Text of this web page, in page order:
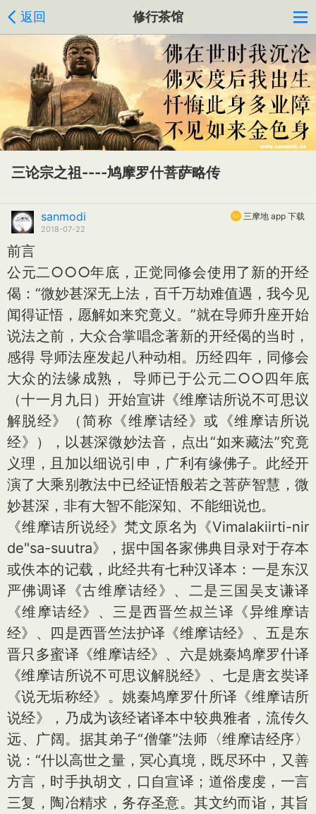
返回 修行茶馆
三论宗之祖----鸠摩罗什菩萨略传
三摩地 app 下载
sanmodi
2018-07-22
前言
公元二○○○年底，正觉同修会使用了新的开经
偈：“微妙甚深无上法，百千万劫难值遇，我今见
闻得证悟，愿解如来究竟义。”就在导师升座开始
说法之前，大众合掌唱念著新的开经偈的当时，
感得 导师法座发起八种动相。历经四年，同修会
大众的法缘成熟， 导师已于公元二○○四年底
（十一月九日）开始宣讲《维摩诘所说不可思议
解脱经》（简称《维摩诘经》或《维摩诘所说
经》），以甚深微妙法音，点出“如来藏法”究竟
义理，且加以细说引申，广利有缘佛子。此经开
演了大乘别教法中已经证悟般若之菩萨智慧，微
妙甚深，非有大智不能深知、不能细说也。
《维摩诘所说经》梵文原名为《Vimalakiirti-nir
de"sa-suutra》，据中国各家佛典目录对于存本
或佚本的记载，此经共有七种汉译本：一是东汉
严佛调译《古维摩诘经》、二是三国吴支谦译
《维摩诘经》、三是西晋竺叔兰译《异维摩诘
经》、四是西晋竺法护译《维摩诘经》、五是东
晋只多蜜译《维摩诘经》、六是姚秦鸠摩罗什译
《维摩诘所说不可思议解脱经》、七是唐玄奘译
《说无垢称经》。姚秦鸠摩罗什所译《维摩诘所
说经》，乃成为该经诸译本中较典雅者，流传久
远、广阔。据其弟子“僧肇”法师〈维摩诘经序〉
说：“什以高世之量，冥心真境，既尽环中，又善
方言，时手执胡文，口自宣译；道俗虔虔，一言
三复，陶冶精求，务存圣意。其文约而诣，其旨